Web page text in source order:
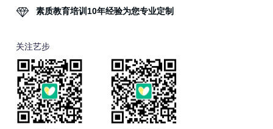
素质教育培训10年经验为您专业定制
关注艺步